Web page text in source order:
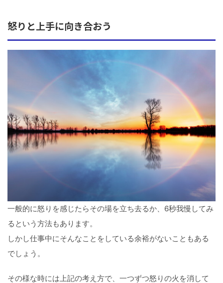
怒りと上手に向き合おう
一般的に怒りを感じたらその場を立ち去るか、6秒我慢してみ
るという方法もあります。
しかし仕事中にそんなことをしている余裕がないこともある
でしょう。
その様な時には上記の考え方で、一つずつ怒りの火を消して